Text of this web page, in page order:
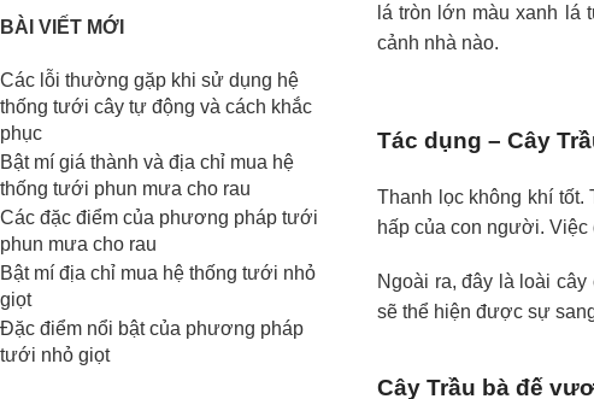
BÀI VIẾT MỚI
Các lỗi thường gặp khi sử dụng hệ
thống tưới cây tự động và cách khắc
phục
Bật mí giá thành và địa chỉ mua hệ
thống tưới phun mưa cho rau
Các đặc điểm của phương pháp tưới
phun mưa cho rau
Bật mí địa chỉ mua hệ thống tưới nhỏ
giọt
Đặc điểm nổi bật của phương pháp
tưới nhỏ giọt
lá tròn lớn màu xanh lá
cảnh nhà nào.
Tác dụng – Cây
Thanh lọc không khí
hấp của con người. Việc
Ngoài ra, đây là loài
sẽ thể hiện được sự
Cây Trầu bà đế